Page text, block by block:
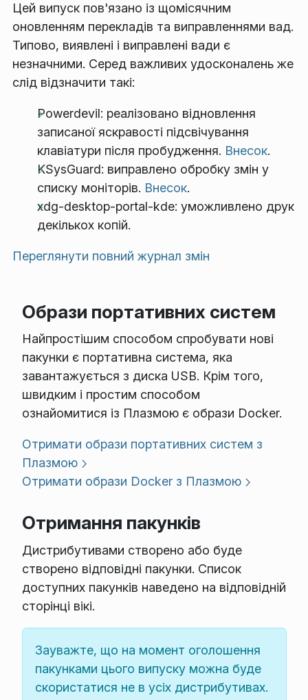
Цей випуск пов'язано із щомісячним
оновленням перекладів та виправленнями вад.
Типово, виявлені і виправлені вади є
незначними. Серед важливих удосконалень же
слід відзначити такі:
Powerdevil: реалізовано відновлення
записаної яскравості підсвічування
клавіатури після пробудження. Внесок.
KSysGuard: виправлено обробку змін у
списку моніторів. Внесок.
xdg-desktop-portal-kde: уможливлено друк
декількох копій.
Переглянути повний журнал змін
Образи портативних систем
Найпростішим способом спробувати нові
пакунки є портативна система, яка
завантажується з диска USB. Крім того,
швидким і простим способом
ознайомитися із Плазмою є образи Docker.
Отримати образи портативних систем з
Плазмою
Отримати образи Docker з Плазмою
Отримання пакунків
Дистрибутивами створено або буде
створено відповідні пакунки. Список
доступних пакунків наведено на відповідній
сторінці вікі.
Зауважте, що на момент оголошення
пакунками цього випуску можна буде
скористатися не в усіх дистрибутивах.